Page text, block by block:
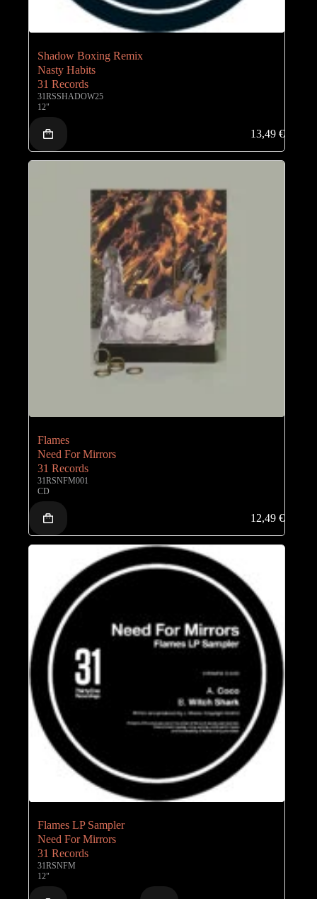
Shadow Boxing Remix
Nasty Habits
31 Records
31RSSHADOW25
12"
13,49€
Flames
Need For Mirrors
31 Records
31RSNFM001
CD
12,49€
Flames LP Sampler
Need For Mirrors
31 Records
31RSNFM
12"